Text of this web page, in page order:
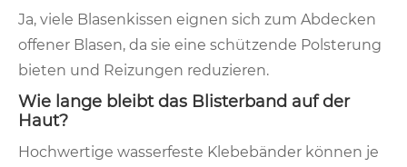
Ja, viele Blasenkissen eignen sich zum Abdecken
offener Blasen, da sie eine schützende Polsterung
bieten und Reizungen reduzieren.
Wie lange bleibt das Blisterband auf der
Haut?
Hochwertige wasserfeste Klebebänder können je